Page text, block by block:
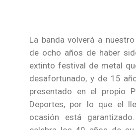
La banda volverá a
de ocho años de haber
extinto festival de metal
desafortunado, y de 15
presentado en el propio
Deportes, por lo que el
ocasión está